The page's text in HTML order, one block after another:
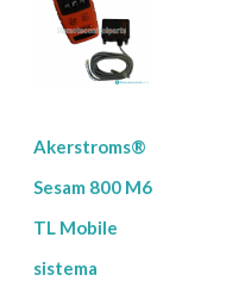
Akerstroms®
Sesam 800 M6
TL Mobile
sistema